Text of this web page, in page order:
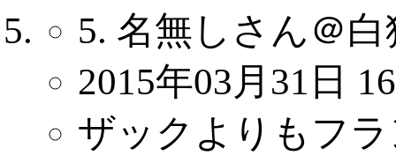
5. 名無しさん＠白
2015年03月31日
ザックよりもフ